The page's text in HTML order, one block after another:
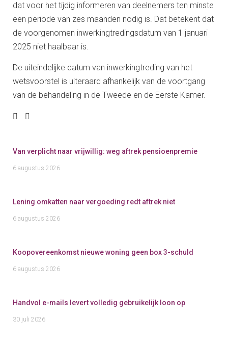
dat voor het tijdig informeren van deelnemers ten minste
een periode van zes maanden nodig is. Dat betekent dat
de voorgenomen inwerkingtredingsdatum van 1 januari
2025 niet haalbaar is.
De uiteindelijke datum van inwerkingtreding van het
wetsvoorstel is uiteraard afhankelijk van de voortgang
van de behandeling in de Tweede en de Eerste Kamer.
Van verplicht naar vrijwillig: weg aftrek pensioenpremie
6 augustus 2026
Lening omkatten naar vergoeding redt aftrek niet
6 augustus 2026
Koopovereenkomst nieuwe woning geen box 3-schuld
6 augustus 2026
Handvol e-mails levert volledig gebruikelijk loon op
30 juli 2026